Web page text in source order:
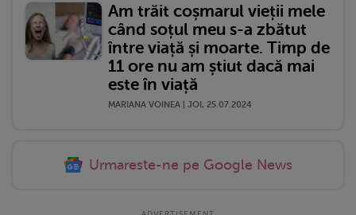
Am trăit coșmarul vieții mele
când soțul meu s-a zbătut
între viață și moarte. Timp de
11 ore nu am știut dacă mai
este în viață
MARIANA VOINEA | JOI, 25.07.2024
Urmareste-ne pe Google News